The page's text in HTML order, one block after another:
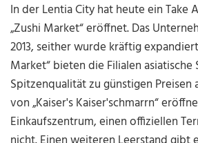
In der Lentia City hat heute ein Take
„Zushi Market“ eröffnet. Das
2013, seither wurde kräftig
Market“ bieten die Filialen asiatische
Spitzenqualität zu günstigen Preisen
von „Kaiser's Kaiser'schmarrn“
Einkaufszentrum, einen offiziellen